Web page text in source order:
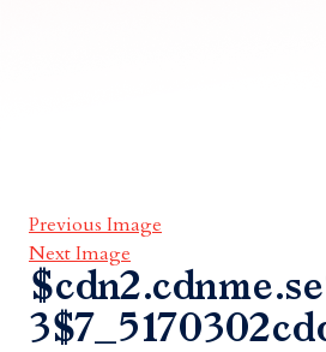
Previous Image
Next Image